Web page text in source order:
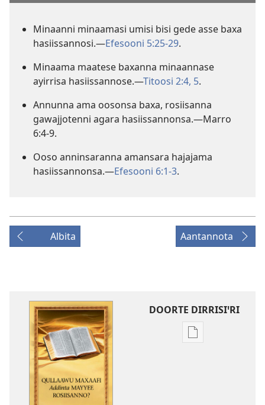
Minaanni minaamasi umisi bisi gede asse baxa
hasiissannosi.—Efesooni 5:25-29.
Minaama maatese baxanna minaannase
ayirrisa hasiissannose.—Titoosi 2:4, 5.
Annunna ama oosonsa baxa, rosiisanna
gawajjotenni agara hasiissannonsa.—Marro
6:4-9.
Ooso anninsaranna amansara hajajama
hasiissannonsa.—Efesooni 6:1-3.
Albita Aantannota
DOORTE DIRRISIꞌRI
Borro